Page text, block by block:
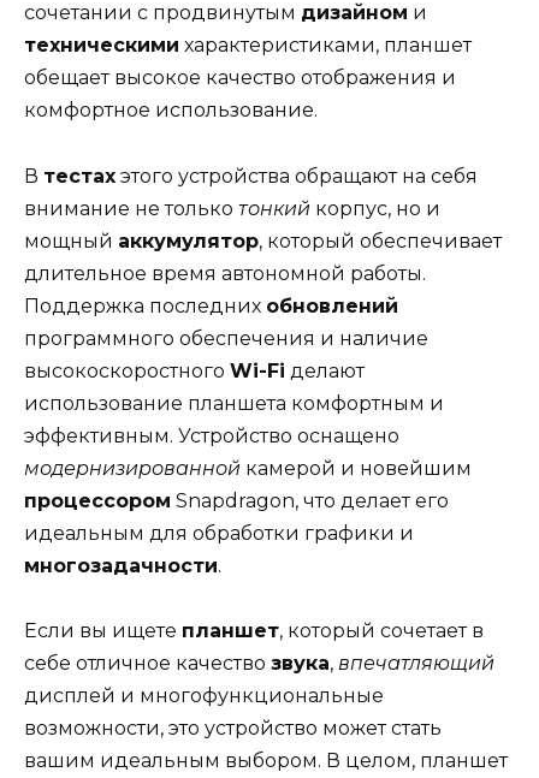
сочетании с продвинутым дизайном и
техническими характеристиками, планшет
обещает высокое качество отображения и
комфортное использование.
В тестах этого устройства обращают на себя
внимание не только тонкий корпус, но и
мощный аккумулятор, который обеспечивает
длительное время автономной работы.
Поддержка последних обновлений
программного обеспечения и наличие
высокоскоростного Wi-Fi делают
использование планшета комфортным и
эффективным. Устройство оснащено
модернизированной камерой и новейшим
процессором Snapdragon, что делает его
идеальным для обработки графики и
многозадачности.
Если вы ищете планшет, который сочетает в
себе отличное качество звука, впечатляющий
дисплей и многофункциональные
возможности, это устройство может стать
вашим идеальным выбором. В целом, планшет